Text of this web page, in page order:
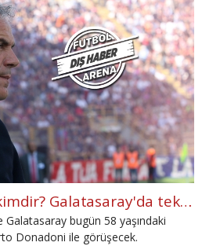
Roberto Donadoni kimdir? Galatasaray'da teknik direktör iddiası
bugün 58 yaşındaki
Donadoni ile görüşecek.